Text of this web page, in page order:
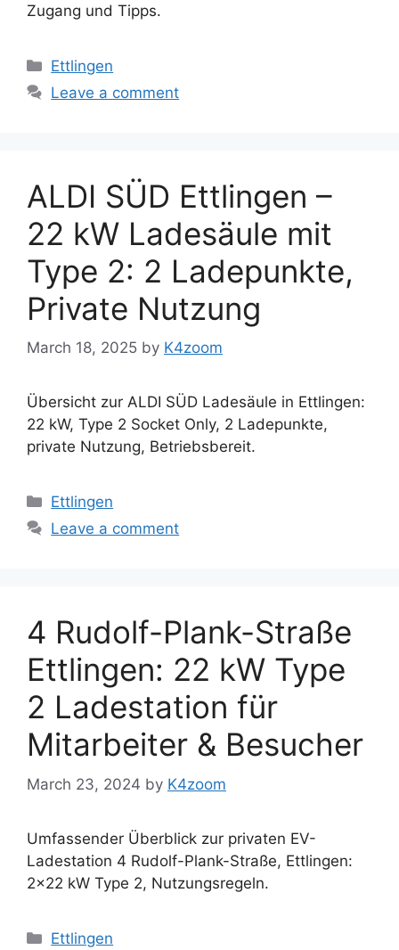
Zugang und Tipps.
Categories
Ettlingen
Leave a comment
ALDI SÜD Ettlingen –
22 kW Ladesäule mit
Type 2: 2 Ladepunkte,
Private Nutzung
March 18, 2025 by K4zoom
Übersicht zur ALDI SÜD Ladesäule in Ettlingen:
22 kW, Type 2 Socket Only, 2 Ladepunkte,
private Nutzung, Betriebsbereit.
Categories
Ettlingen
Leave a comment
4 Rudolf-Plank-Straße
Ettlingen: 22 kW Type
2 Ladestation für
Mitarbeiter & Besucher
March 23, 2024 by K4zoom
Umfassender Überblick zur privaten EV-
Ladestation 4 Rudolf-Plank-Straße, Ettlingen:
2×22 kW Type 2, Nutzungsregeln.
Categories
Ettlingen